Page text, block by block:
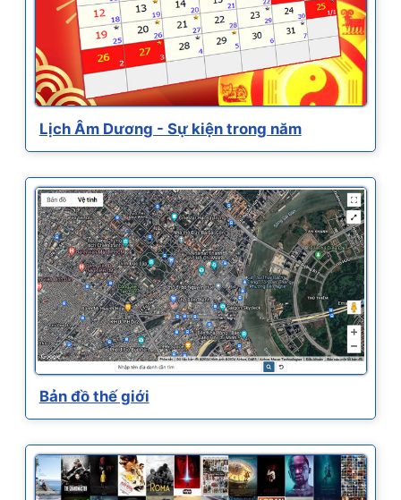
Lịch Âm Dương - Sự kiện trong năm
Bản đồ thế giới